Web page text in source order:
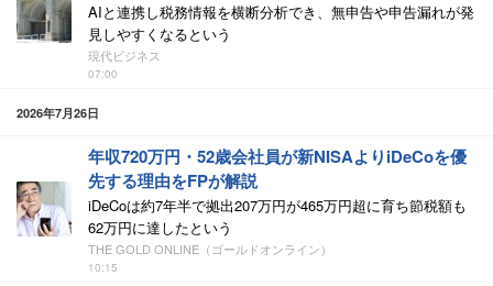
AIと連携し税務情報を横断分析でき、無申告や申告漏れが発
見しやすくなるという
現代ビジネス
07:00
2026年7月26日
年収720万円・52歳会社員が新NISAよりiDeCoを優
先する理由をFPが解説
iDeCoは約7年半で拠出207万円が465万円超に育ち節税額も
62万円に達したという
THE GOLD ONLINE（ゴールドオンライン）
10:15